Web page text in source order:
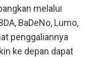
melalui
BaDeNo, Lumo,
penggaliannya
ke depan dapat